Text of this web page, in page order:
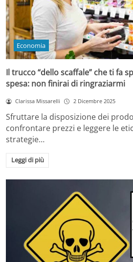
Economia
Il trucco “dello scaffale” che ti fa
spesa: non finirai di ringraziarmi
Clarissa Missarelli 2 Dicembre 2025
Sfruttare la disposizione dei
confrontare prezzi e leggere le
strategie…
Leggi di più